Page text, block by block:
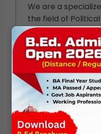
We are a
the field of
consists of
their lives to
Science". Here,
years of
visitors with
Political Science
exams (eg: UGC-
MA Political
Professor) Try to